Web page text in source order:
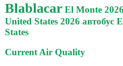
Blablacar El Monte
United States 2026 автобус
States
Current Air Quality